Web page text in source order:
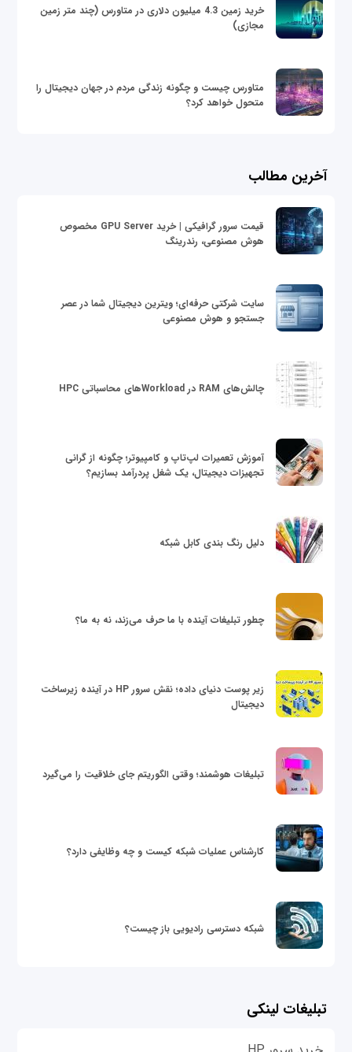
خرید زمین 4.3 میلیون دلاری در متاورس (چند متر زمین
مجازی)
متاورس چیست و چگونه زندگی مردم در جهان دیجیتال را
متحول خواهد کرد؟
آخرین مطالب
قیمت سرور گرافیکی | خرید GPU Server مخصوص
هوش مصنوعی، رندرینگ
سایت شرکتی حرفه‌ای؛ ویترین دیجیتال شما در عصر
جستجو و هوش مصنوعی
چالش‌های RAM در Workloadهای محاسباتی HPC
آموزش تعمیرات لپ‌تاپ و کامپیوتر؛ چگونه از گرانی
تجهیزات دیجیتال، یک شغل پردرآمد بسازیم؟
دلیل رنگ بندی کابل شبکه
چطور تبلیغات آینده با ما حرف می‌زند، نه به ما؟
زیر پوست دنیای داده؛ نقش سرور HP در آینده زیرساخت
دیجیتال
تبلیغات هوشمند؛ وقتی الگوریتم جای خلاقیت را می‌گیرد
کارشناس عملیات شبکه کیست و چه وظایفی دارد؟
شبکه دسترسی رادیویی باز چیست؟
تبلیغات لینکی